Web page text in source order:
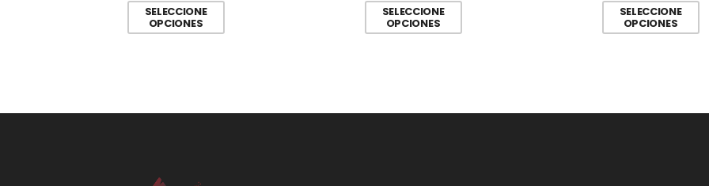
SELECCIONE
OPCIONES
SELECCIONE
OPCIONES
SELECCIONE
OPCIONES